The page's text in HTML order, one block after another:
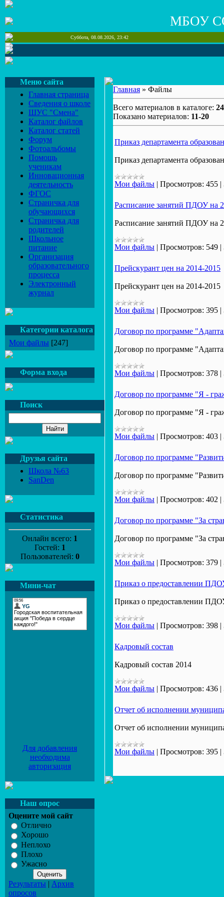
МБОУ
Суббота, 08.08.2026, 23:42
Меню сайта
Главная страница
Сведения о школе
ШУС "Смена"
Каталог файлов
Каталог статей
Форум
Фотоальбомы
Помощь
ученикам
Инновационная
деятельность
ФГОС
Страничка для
обучающихся
Страничка для
родителей
Школьное
питание
Организация
образовательного
процесса
Электронный
журнал
Категории каталога
Мои файлы [247]
Форма входа
Поиск
Друзья сайта
Школа №63
SanDen
Статистика
Онлайн всего: 1
Гостей: 1
Пользователей: 0
Мини-чат
Для добавления
необходима
авторизация
Наш опрос
Оцените мой сайт
Отлично
Хорошо
Неплохо
Плохо
Ужасно
Результаты | Архив
опросов
Главная » Файлы
Всего материалов в каталоге:
Показано материалов: 11-20
Приказ департамента
Приказ департамента
Мои файлы | Просмотров: 455 |
Расписание занятий ПДОУ на
Расписание занятий ПДОУ на
Мои файлы | Просмотров: 549 |
Прейскурант цен на 2014-2015
Прейскурант цен на 2014-2015
Мои файлы | Просмотров: 395 |
Договор по программе
Договор по программе
Мои файлы | Просмотров: 378 |
Договор по программе "Я -
Договор по программе "Я -
Мои файлы | Просмотров: 403 |
Договор по программе
Договор по программе
Мои файлы | Просмотров: 402 |
Договор по программе "За
Договор по программе "За
Мои файлы | Просмотров: 379 |
Приказ о предоставлении
Приказ о предоставлении
Мои файлы | Просмотров: 398 |
Кадровый состав
Кадровый состав 2014
Мои файлы | Просмотров: 436 |
Отчет об исполнении
Отчет об исполнении
Мои файлы | Просмотров: 395 |